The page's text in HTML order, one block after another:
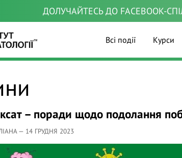
ДОЛУЧАЙТЕСЬ ДО FACEBOOK-
Всі події Курси
– поради щодо подолання
— 14 ГРУДНЯ 2023